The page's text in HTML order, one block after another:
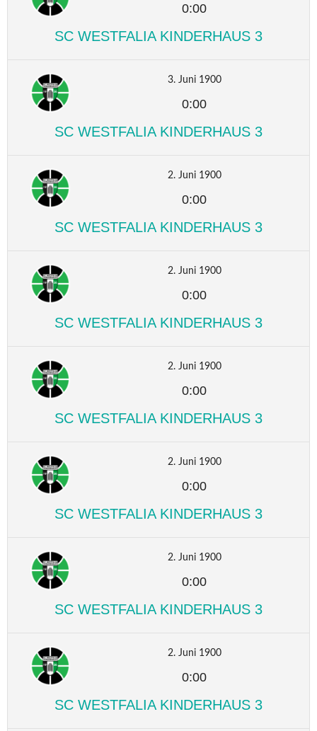
0:00
SC WESTFALIA KINDERHAUS 3
3. Juni 1900
0:00
SC WESTFALIA KINDERHAUS 3
2. Juni 1900
0:00
SC WESTFALIA KINDERHAUS 3
2. Juni 1900
0:00
SC WESTFALIA KINDERHAUS 3
2. Juni 1900
0:00
SC WESTFALIA KINDERHAUS 3
2. Juni 1900
0:00
SC WESTFALIA KINDERHAUS 3
2. Juni 1900
0:00
SC WESTFALIA KINDERHAUS 3
2. Juni 1900
0:00
SC WESTFALIA KINDERHAUS 3